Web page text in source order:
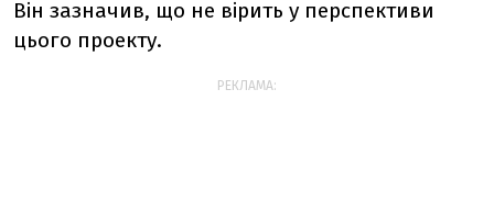
Він зазначив, що не вірить у перспективи
цього проекту.
РЕКЛАМА: